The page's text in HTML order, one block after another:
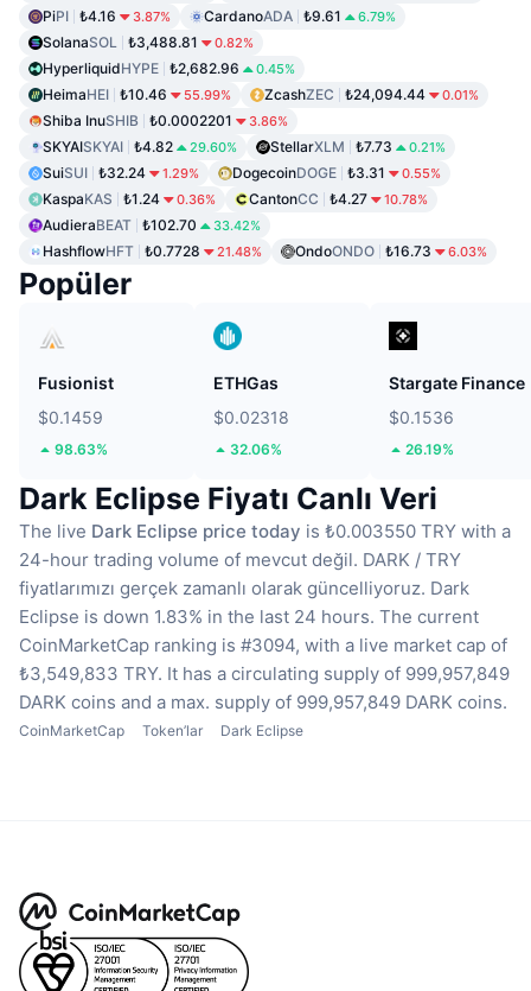
PiPI ₺4.16 3.87% CardanoADA ₺9.61 6.79%
SolanaSOL ₺3,488.81 0.82%
HyperliquidHYPE ₺2,682.96 0.45%
HeimaHEI ₺10.46 55.99% ZcashZEC ₺24,094.44 0.01%
Shiba InuSHIB ₺0.0002201 3.86%
SKYAISKYAI ₺4.82 29.60% StellarXLM ₺7.73 0.21%
SuiSUI ₺32.24 1.29% DogecoinDOGE ₺3.31 0.55%
KaspaKAS ₺1.24 0.36% CantonCC ₺4.27 10.78%
AudieraBEAT ₺102.70 33.42%
HashflowHFT ₺0.7728 21.48% OndoONDO ₺16.73 6.03%
Popüler
Fusionist
$0.1459
98.63%
ETHGas
$0.02318
32.06%
Stargate Finance
$0.1536
26.19%
Dark Eclipse Fiyatı Canlı Veri
The live Dark Eclipse price today is ₺0.003550 TRY with a
24-hour trading volume of mevcut değil. DARK / TRY
fiyatlarımızı gerçek zamanlı olarak güncelliyoruz. Dark
Eclipse is down 1.83% in the last 24 hours. The current
CoinMarketCap ranking is #3094, with a live market cap of
₺3,549,833 TRY. It has a circulating supply of 999,957,849
DARK coins and a max. supply of 999,957,849 DARK coins.
CoinMarketCap Token’lar Dark Eclipse